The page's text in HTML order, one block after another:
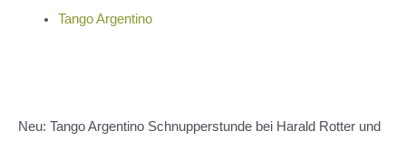
Tango Argentino
Neu: Tango Argentino Schnupperstunde bei Harald Rotter und